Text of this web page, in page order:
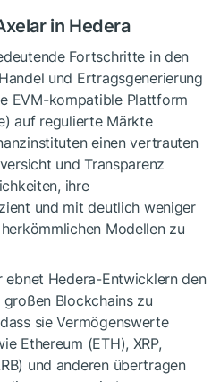
in Hedera
Fortschritte in den
und Ertragsgenerierung
EVM-kompatible Plattform
auf regulierte Märkte
einen vertrauten
und Transparenz
ihre
und mit deutlich weniger
Modellen zu
ebnet Hedera-Entwicklern den
Blockchains zu
sie Vermögenswerte
Ethereum (ETH), XRP,
und anderen übertragen